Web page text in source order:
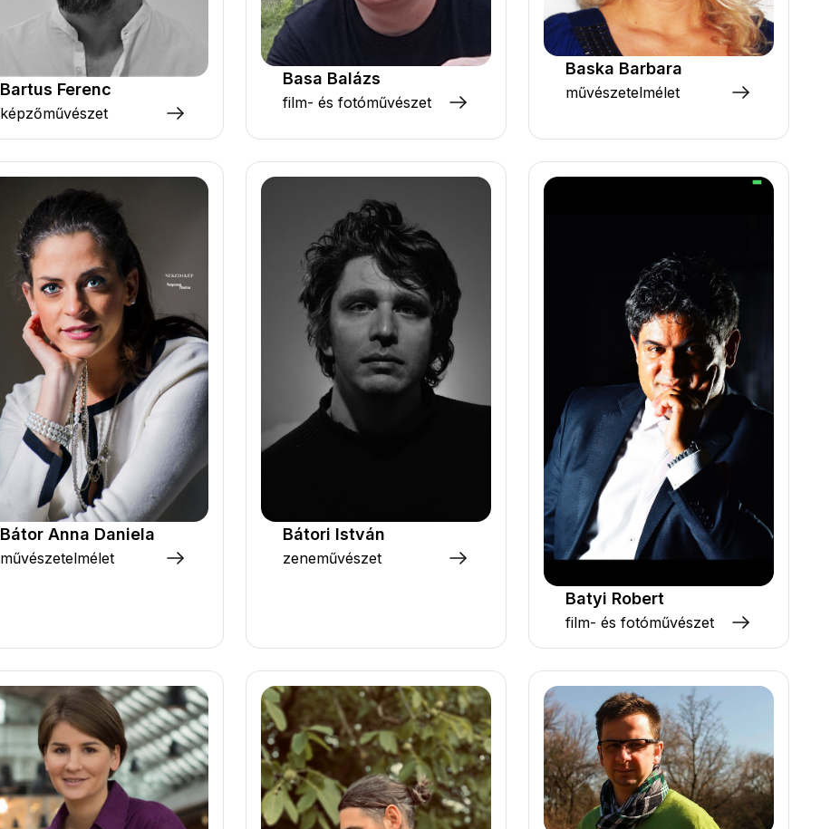
Bartus Ferenc
képzőművészet
Basa Balázs
film- és fotóművészet
Baska Barbara
művészetelmélet
Bátor Anna Daniela
művészetelmélet
Bátori István
zeneművészet
Batyi Robert
film- és fotóművészet